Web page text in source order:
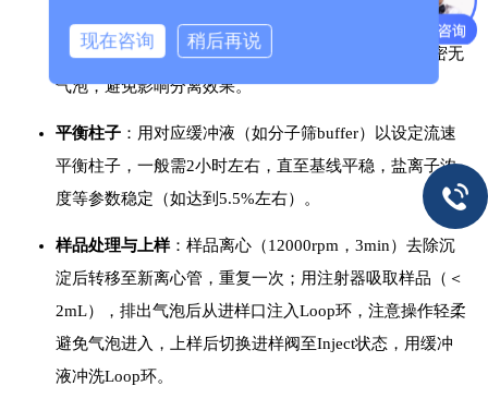
流出液体后连接柱子上端（进样阀出口），待柱子下端流
出液体并充满检测器连接口后连接下端，确保连接紧密无
气泡，避免影响分离效果。
平衡柱子：用对应缓冲液（如分子筛buffer）以设定流速
平衡柱子，一般需2小时左右，直至基线平稳，盐离子浓
度等参数稳定（如达到5.5%左右）。
样品处理与上样：样品离心（12000rpm，3min）去除沉
淀后转移至新离心管，重复一次；用注射器吸取样品（＜
2mL），排出气泡后从进样口注入Loop环，注意操作轻柔
避免气泡进入，上样后切换进样阀至Inject状态，用缓冲
液冲洗Loop环。
现在咨询 稍后再说